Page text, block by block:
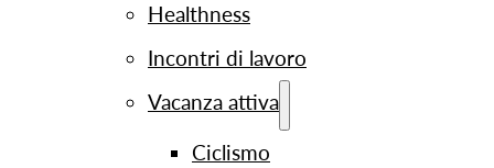
Healthness
Incontri di lavoro
Vacanza attiva
Ciclismo